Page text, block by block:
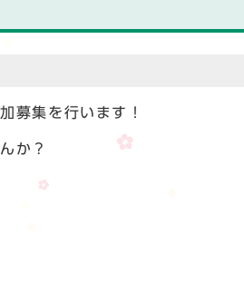
募集を行います！
か？